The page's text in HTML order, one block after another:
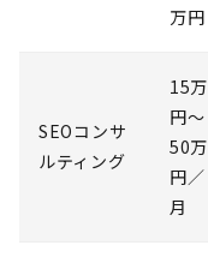
万円
SEOコンサ
ルティング
15万
円～
50万
円／
月